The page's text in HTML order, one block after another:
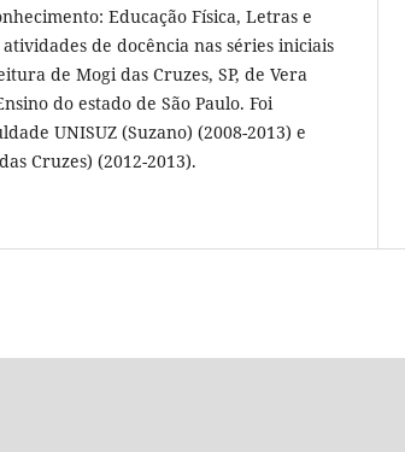
Educação Física, Letras e
de docência nas séries iniciais
de Mogi das Cruzes, SP, de Vera
do estado de São Paulo. Foi
UNISUZ (Suzano) (2008-2013) e
Cruzes) (2012-2013).